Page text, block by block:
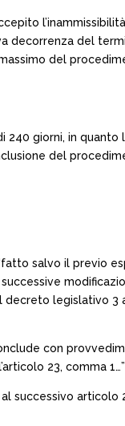
decorrenza del
del
240 giorni, in quanto
del
salvo il previo
legislativo 3
con
23, comma
successivo articolo